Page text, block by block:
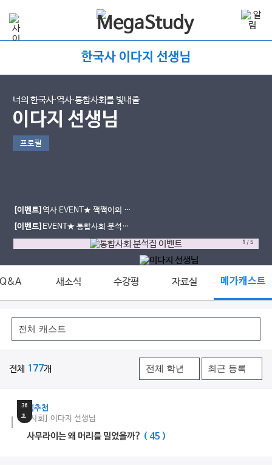
한국사 이다지 선생님
너의 한국사∙역사∙통합사회를 빛내줄
이다지 선생님
프로필
[이벤트]역사 EVENT★ 짹짹이의 고
민 남기면, 시원한 여름 간식 선물!
[이벤트] EVENT★ 통합사회 분석집
도 받고, 간식도 먹자!
1 /5
새소식 수강평 자료실 메가캐스트
전체 177개
36
초
쌤추천
[사회] 이다지 선생님
사무라이는 왜 머리를 밀었을까? ( 45 )